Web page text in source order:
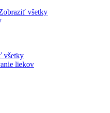
všetky
všetky